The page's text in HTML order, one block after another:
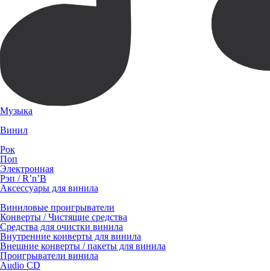
Музыка
Винил
Рок
Поп
Электронная
Рэп / R’n’B
Аксессуары для винила
Виниловые проигрыватели
Конверты / Чистящие средства
Средства для очистки винила
Внутренние конверты для винила
Внешние конверты / пакеты для винила
Проигрыватели винила
Audio CD